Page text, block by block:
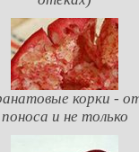
корки -
поноса и не только